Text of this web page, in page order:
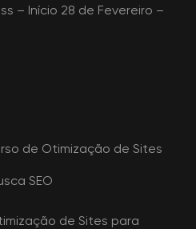
– Início 28 de Fevereiro –
de Otimização de Sites
SEO
de Sites para